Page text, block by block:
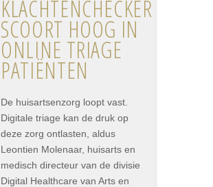
KLACHTENCHECKER
SCOORT HOOG IN
ONLINE TRIAGE
PATIËNTEN
De huisartsenzorg loopt vast.
Digitale triage kan de druk op
deze zorg ontlasten, aldus
Leontien Molenaar, huisarts en
medisch directeur van de divisie
Digital Healthcare van Arts en